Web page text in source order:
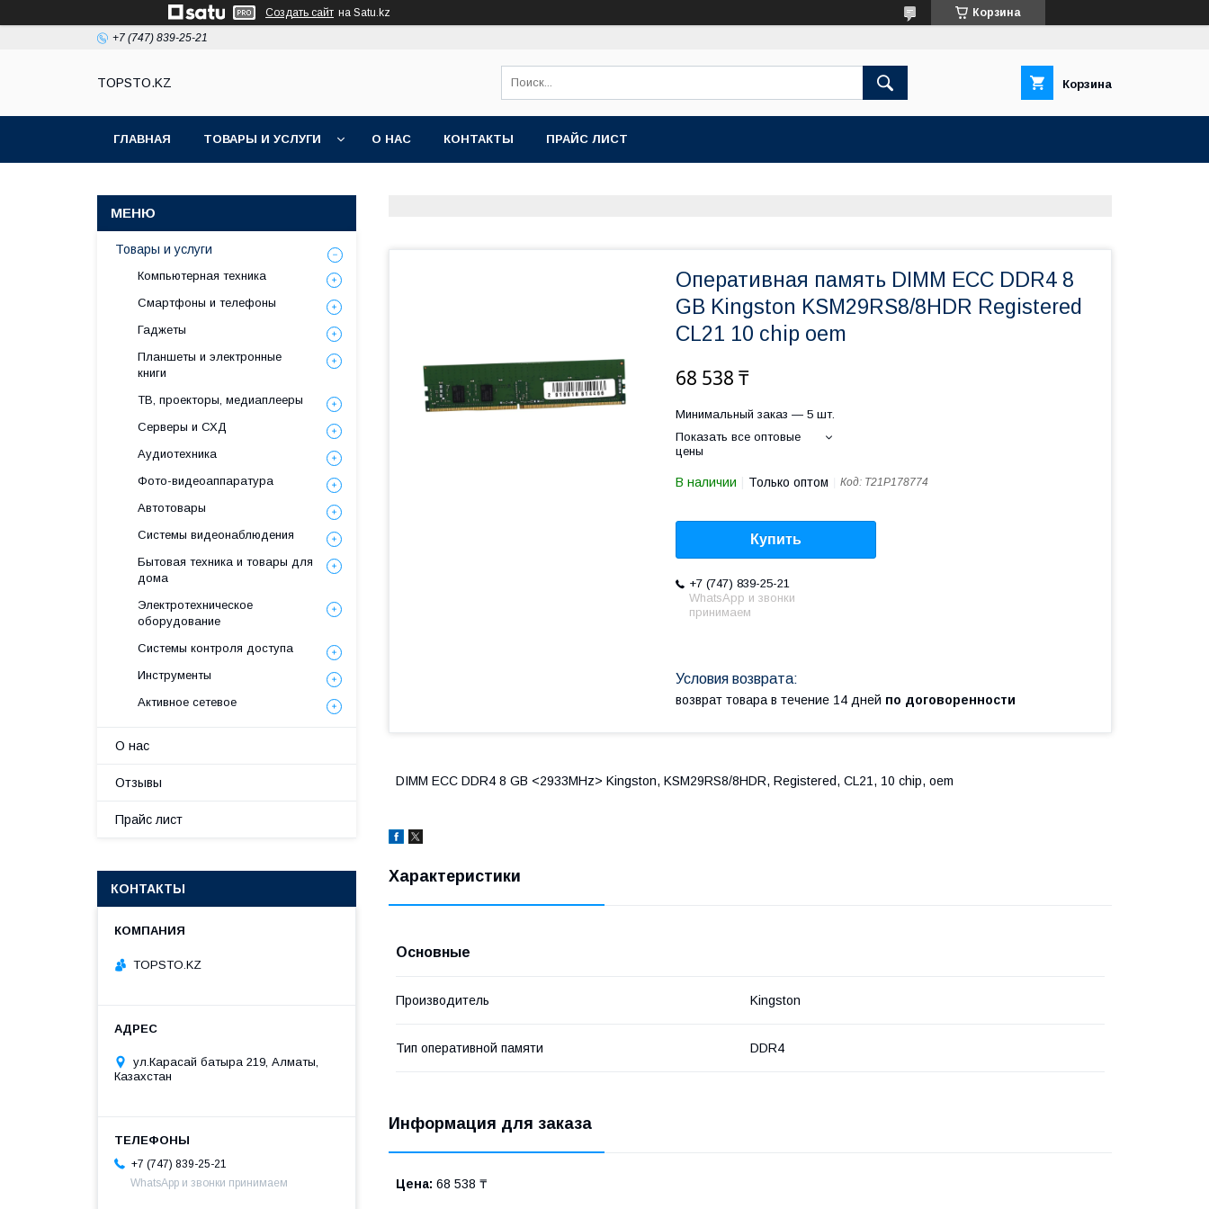
Создать сайт на Satu.kz Корзина
+7 (747) 839-25-21
TOPSTO.KZ Корзина
ГЛАВНАЯ ТОВАРЫ И УСЛУГИ О НАС КОНТАКТЫ ПРАЙС ЛИСТ
Оперативная память DIMM ECC DDR4 8
GB Kingston KSM29RS8/8HDR Registered
CL21 10 chip oem
68 538 ₸
Минимальный заказ — 5 шт.
Показать все оптовые
цены
В наличии Только оптом Код: T21P178774
Купить
+7 (747) 839-25-21
WhatsApp и звонки
принимаем
возврат товара в течение 14 дней по договоренности
DIMM ECC DDR4 8 GB <2933MHz> Kingston, KSM29RS8/8HDR, Registered, CL21, 10 chip, oem
Характеристики
Основные
Производитель Kingston
Тип оперативной памяти DDR4
Информация для заказа
Цена: 68 538 ₸
Товары и услуги
Компьютерная техника
Смартфоны и телефоны
Гаджеты
Планшеты и электронные
книги
ТВ, проекторы, медиаплееры
Серверы и СХД
Аудиотехника
Фото-видеоаппаратура
Автотовары
Системы видеонаблюдения
Бытовая техника и товары для
дома
Электротехническое
оборудование
Системы контроля доступа
Инструменты
Активное сетевое
О нас
Отзывы
Прайс лист
КОНТАКТЫ
TOPSTO.KZ
ул.Карасай батыра 219, Алматы,
Казахстан
+7 (747) 839-25-21
WhatsApp и звонки принимаем